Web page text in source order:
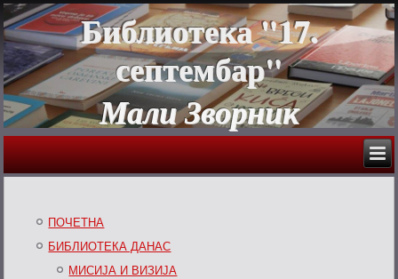
Библиотека "17.
септембар"
Мали Зворник
ПОЧЕТНА
БИБЛИОТЕКА ДАНАС
МИСИЈА И ВИЗИЈА